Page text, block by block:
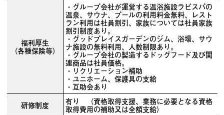
福利厚生
（各種保険等）
・グループ会社が運営する温浴施設ラピスパの
温泉、サウナ、プールの利用料金無料、レスト
ラン利用は社員割引、家族については社員家族
割引制度あり。
・グッドプレイスガーデンのジム、浴場、サウ
ナ施設の無料利用、人数制限あり。
・グループ会社の製造するドッグフード及び関
連商品は社員価格。
・リクリエーション補助
・ユニホーム、保護具の支給
・互助会あり
研修制度
有り （資格取得支援、業務に必要となる資格
取得費用の補助又は全額支給）